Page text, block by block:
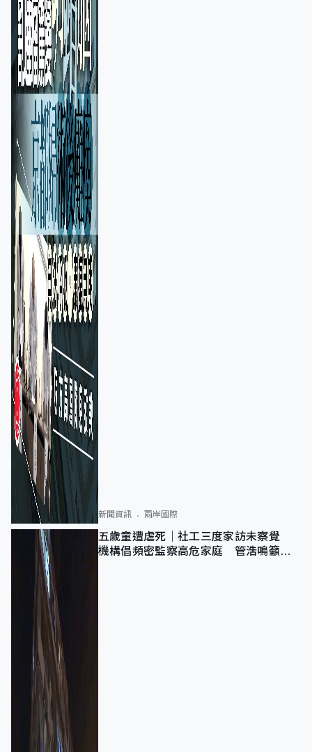
新聞資訊 兩岸國際
五歲童遭虐死｜社工三度家訪未察覺
機構倡頻密監察高危家庭 管浩鳴籲加